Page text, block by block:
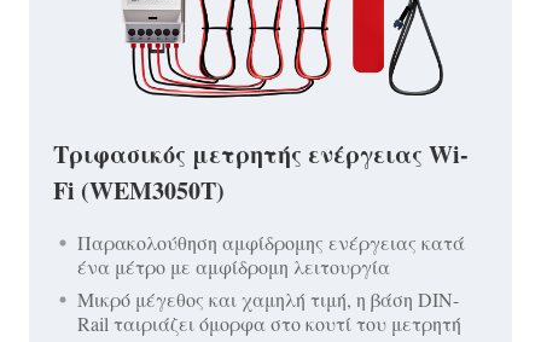
Τριφασικός μετρητής ενέργειας Wi-
Fi (WEM3050T)
Παρακολούθηση αμφίδρομης ενέργειας κατά
ένα μέτρο με αμφίδρομη λειτουργία
Μικρό μέγεθος και χαμηλή τιμή, η βάση DIN-
Rail ταιριάζει όμορφα στο κουτί του μετρητή